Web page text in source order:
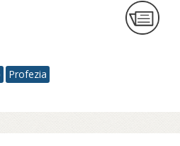
Profezia